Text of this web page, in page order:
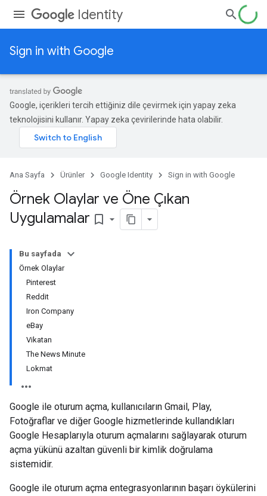
Identity
Sign in with Google
Google, içerikleri tercih ettiğiniz dile çevirmek için yapay zeka
teknolojisini kullanır. Yapay zeka çevirilerinde hata olabilir.
Ana Sayfa Ürünler Google Identity Sign in with Google
Örnek Olaylar ve Öne Çıkan
Uygulamalar bookmark_border
Bu sayfada
Örnek Olaylar
Pinterest
Reddit
Iron Company
eBay
Vikatan
The News Minute
Lokmat
Google ile oturum açma, kullanıcıların Gmail, Play,
Fotoğraflar ve diğer Google hizmetlerinde kullandıkları
Google Hesaplarıyla oturum açmalarını sağlayarak oturum
açma yükünü azaltan güvenli bir kimlik doğrulama
sistemidir.
Google ile oturum açma entegrasyonlarının başarı öykülerini